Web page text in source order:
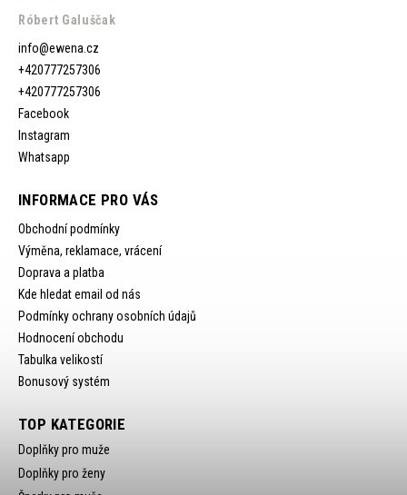
Róbert Galuščak
info@ewena.cz
+420777257306
+420777257306
Facebook
Instagram
Whatsapp
INFORMACE PRO VÁS
Obchodní podmínky
Výměna, reklamace, vrácení
Doprava a platba
Kde hledat email od nás
Podmínky ochrany osobních údajů
Hodnocení obchodu
Tabulka velikostí
Bonusový systém
TOP KATEGORIE
Doplňky pro muže
Doplňky pro ženy